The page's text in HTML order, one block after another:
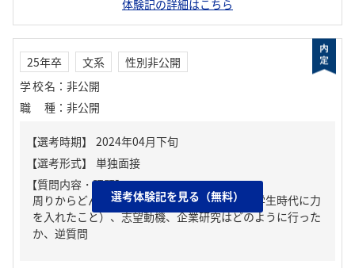
体験記の詳細はこちら
25年卒 文系
性別非公開
学校名 ： 非公開
職種 ： 非公開
【質問内容・課題】
周りからどんな人といわれる？、ガクチカ（学生時代に力
を入れたこと）、志望動機、企業研究はどのように行った
か、逆質問
選考体験記を見る（無料）